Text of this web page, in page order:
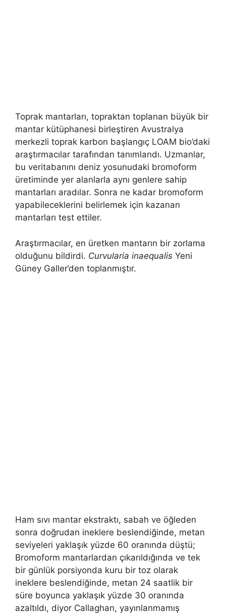
Toprak mantarları, topraktan toplanan büyük bir
mantar kütüphanesi birleştiren Avustralya
merkezli toprak karbon başlangıç ​​LOAM bio’daki
araştırmacılar tarafından tanımlandı. Uzmanlar,
bu veritabanını deniz yosunudaki bromoform
üretiminde yer alanlarla aynı genlere sahip
mantarları aradılar. Sonra ne kadar bromoform
yapabileceklerini belirlemek için kazanan
mantarları test ettiler.
Araştırmacılar, en üretken mantarın bir zorlama
olduğunu bildirdi. Curvularia inaequalis Yeni
Güney Galler’den toplanmıştır.
Ham sıvı mantar ekstraktı, sabah ve öğleden
sonra doğrudan ineklere beslendiğinde, metan
seviyeleri yaklaşık yüzde 60 oranında düştü;
Bromoform mantarlardan çıkarıldığında ve tek
bir günlük porsiyonda kuru bir toz olarak
ineklere beslendiğinde, metan 24 saatlik bir
süre boyunca yaklaşık yüzde 30 oranında
azaltıldı, diyor Callaghan, yayınlanmamış